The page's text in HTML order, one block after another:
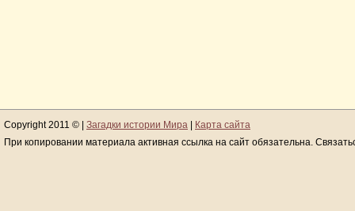
Copyright 2011 © | Загадки истории Мира
Карта сайта
При копировании материала активная ссылка на сайт обязательна.